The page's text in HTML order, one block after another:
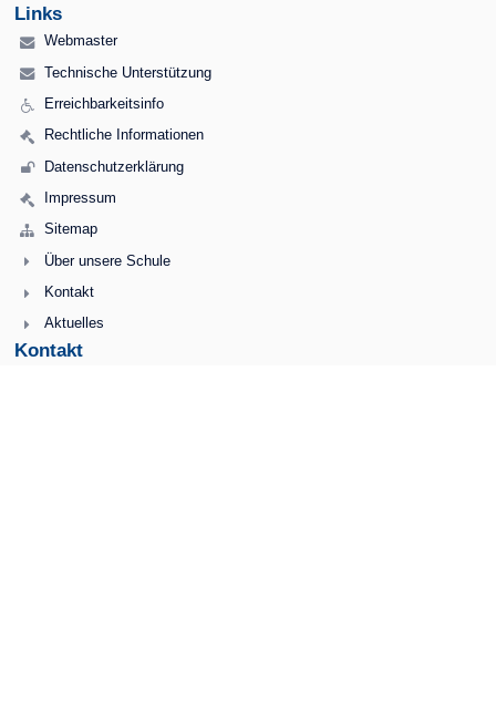
Links
Webmaster
Technische Unterstützung
Erreichbarkeitsinfo
Rechtliche Informationen
Datenschutzerklärung
Impressum
Sitemap
Über unsere Schule
Kontakt
Aktuelles
Kontakt